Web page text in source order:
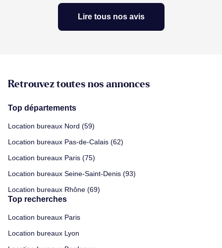
Lire tous nos avis
Retrouvez toutes nos annonces
Top départements
Location bureaux Nord (59)
Location bureaux Pas-de-Calais (62)
Location bureaux Paris (75)
Location bureaux Seine-Saint-Denis (93)
Location bureaux Rhône (69)
Top recherches
Location bureaux Paris
Location bureaux Lyon